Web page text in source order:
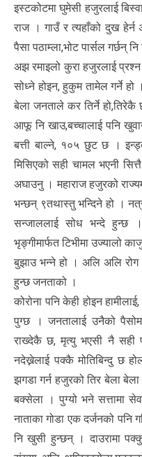
इस्टकोटमा घुमेसी हजुरलाई
राज । गाउँ र त्यहाँको दुख हेर्न
पैसा पठाम्ला,भोट पार्सल गर्छन्
अझ रमाइलो कुरा हजुरलाई प्रश्न
सोध्ने होइन, हुकुम तामेल गर्ने
बेला जनताले कर तिर्ने
आफू नि खाउ,बच्चालाई पनि
बत्ती बाल्ने, १०५ छुट छ ।
मिसिएको सही चामल भएनी
अघाउनु । महाराज हजुरको
भन्छन् ९तथास्तु भन्दिने हो ।
सन्जाललाई सोध भन्दे हुन्छ
भृङ्गीमार्फत टिभीमा उज्यालो
बुझाउ भन्ने हो । अलि अलि
हुन्छ जनताको ।
कोरोना पनि केही होइन
पुग्छ । जनतालाई उनैको
राख्देकै छ, मृत्यु भएसी नै सही
नदेख्नेलाई पक्कै मोतिबिन्दु छ
झगडा गर्न हजुरको तिर बेला
बक्सेला । पुग्यो भने सत्तामा
नाताका गोडा एक दर्जनको
नि खुसी हुन्छन् । दाउरामा